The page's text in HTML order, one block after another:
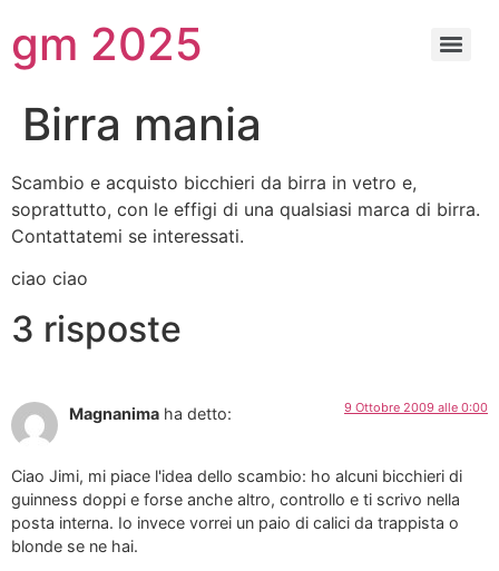
gm 2025
Birra mania
Scambio e acquisto bicchieri da birra in vetro e,
soprattutto, con le effigi di una qualsiasi marca di birra.
Contattatemi se interessati.
ciao ciao
3 risposte
Magnanima ha detto: 9 Ottobre 2009 alle 0:00
Ciao Jimi, mi piace l'idea dello scambio: ho alcuni bicchieri di
guinness doppi e forse anche altro, controllo e ti scrivo nella
posta interna. Io invece vorrei un paio di calici da trappista o
blonde se ne hai.